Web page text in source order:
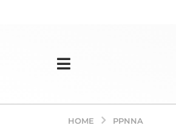
HOME PPNNA